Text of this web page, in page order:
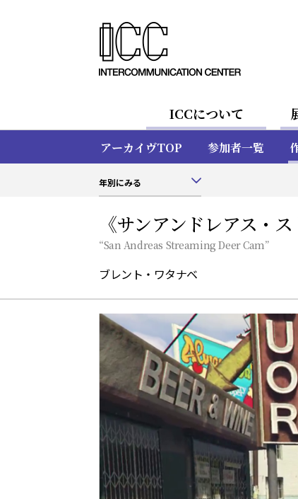
ICCについて
アーカイヴTOP 参加者一覧
年別にみる
《サンアンドレアス・
“San Andreas Streaming Deer Cam”
ブレント・ワタナベ